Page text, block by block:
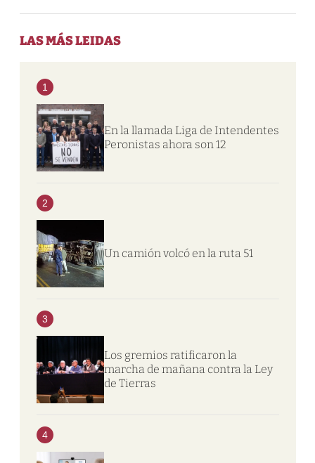
LAS MÁS LEIDAS
1
En la llamada Liga de Intendentes
Peronistas ahora son 12
2
Un camión volcó en la ruta 51
3
Los gremios ratificaron la
marcha de mañana contra la Ley
de Tierras
4